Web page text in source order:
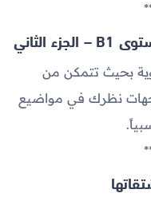
بحيث تتمكن من
وجهات نظرك في مواضيع